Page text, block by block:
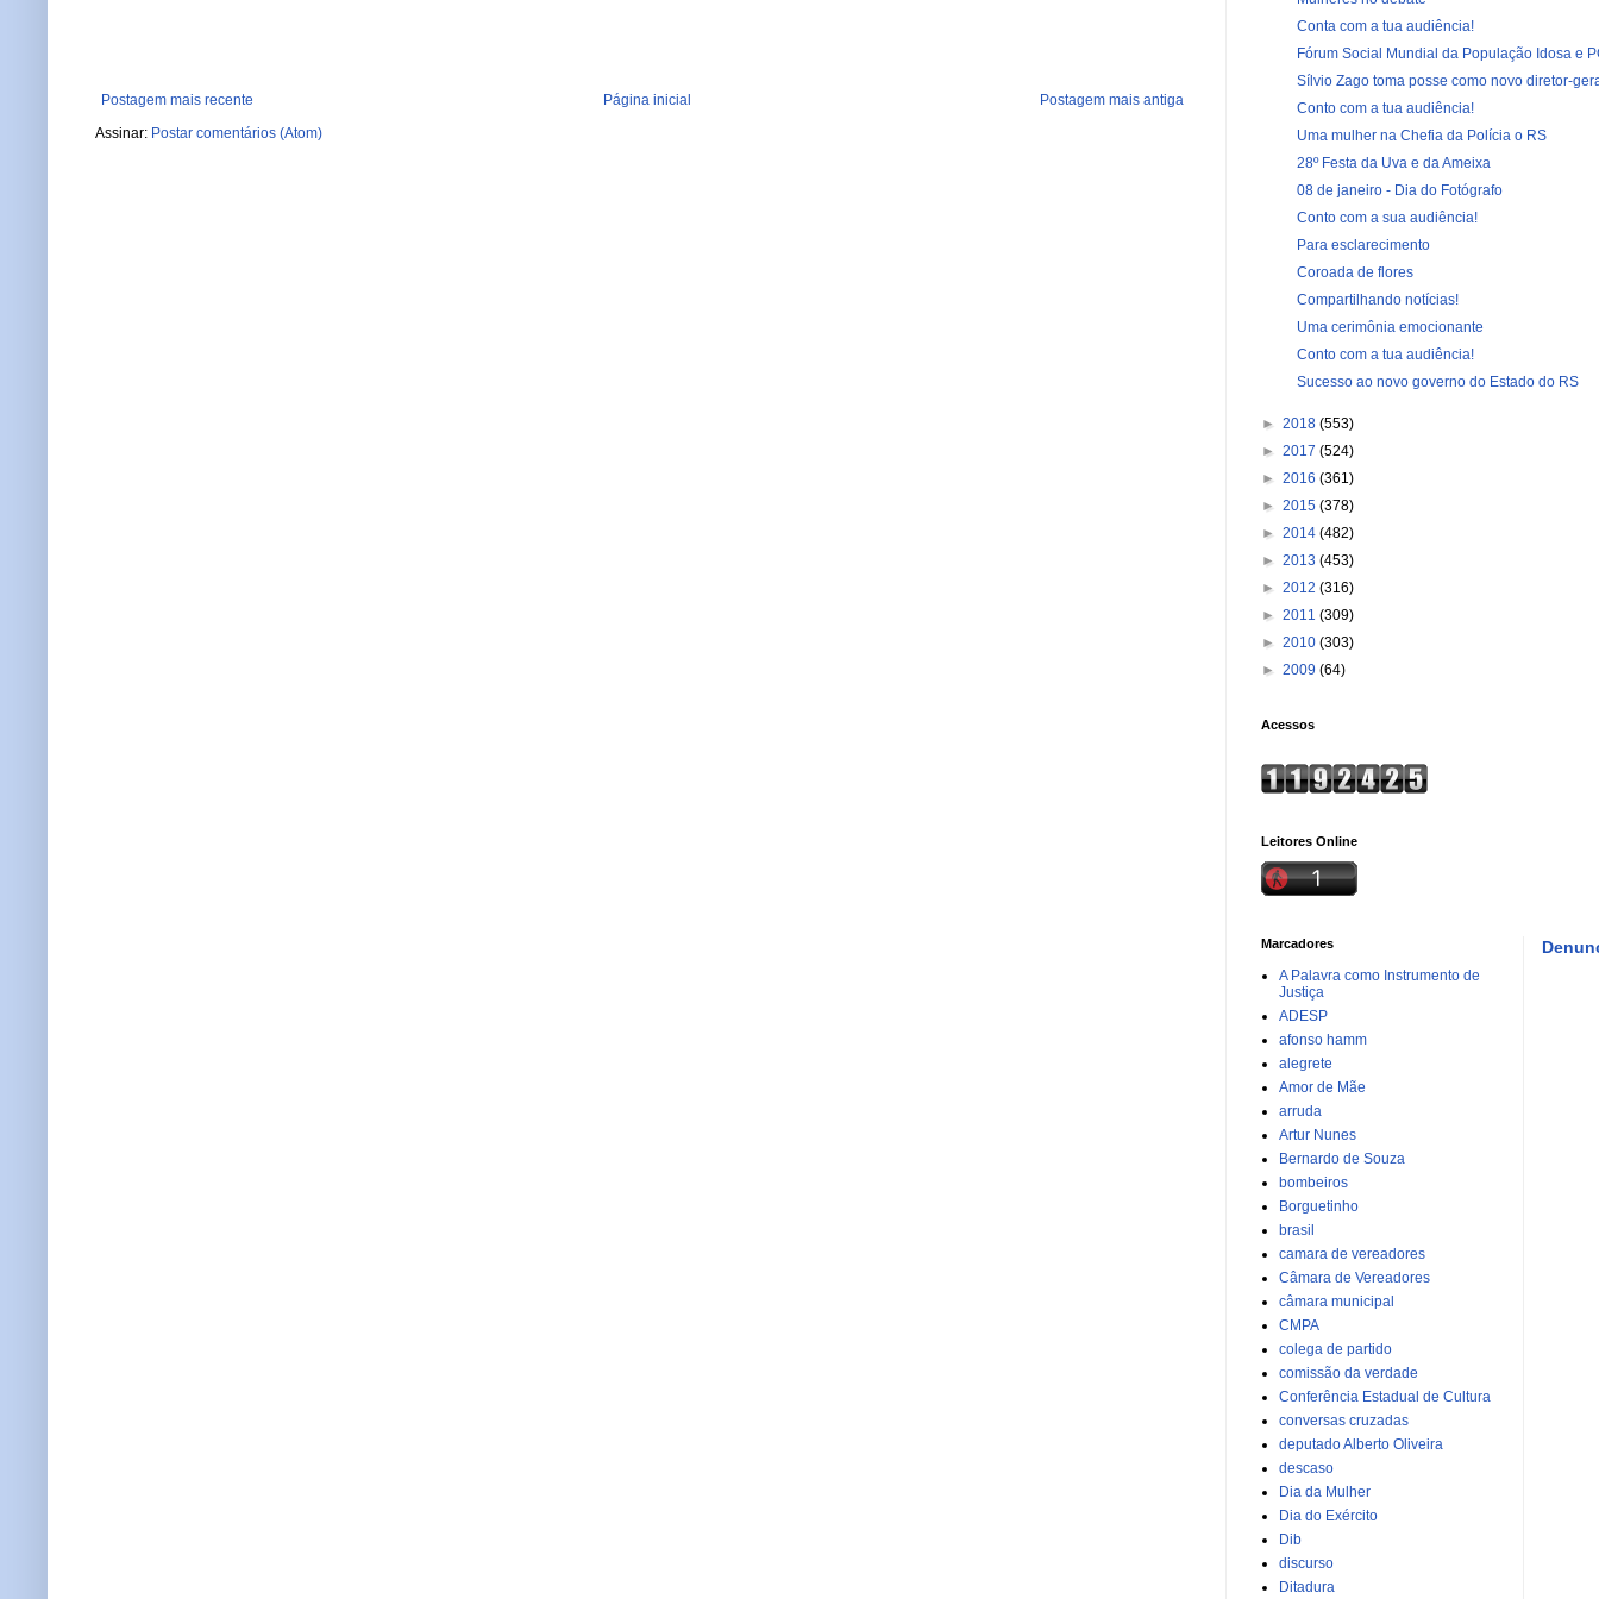
Postagem mais recente Postagem mais antiga
Página inicial
Assinar: Postar comentários (Atom)
Conta com a tua audiência!
Fórum Social Mundial da População Idosa e
Sílvio Zago toma posse como novo diretor-
Conto com a tua audiência!
Uma mulher na Chefia da Polícia o RS
28º Festa da Uva e da Ameixa
08 de janeiro - Dia do Fotógrafo
Conto com a sua audiência!
Para esclarecimento
Coroada de flores
Compartilhando notícias!
Uma cerimônia emocionante
Conto com a tua audiência!
Sucesso ao novo governo do Estado do RS
► 2018 (553)
► 2017 (524)
► 2016 (361)
► 2015 (378)
► 2014 (482)
► 2013 (453)
► 2012 (316)
► 2011 (309)
► 2010 (303)
► 2009 (64)
Acessos
Leitores Online
Marcadores
A Palavra como Instrumento de
Justiça
ADESP
afonso hamm
alegrete
Amor de Mãe
arruda
Artur Nunes
Bernardo de Souza
bombeiros
Borguetinho
brasil
camara de vereadores
Câmara de Vereadores
câmara municipal
CMPA
colega de partido
comissão da verdade
Conferência Estadual de Cultura
conversas cruzadas
deputado Alberto Oliveira
descaso
Dia da Mulher
Dia do Exército
Dib
discurso
Ditadura